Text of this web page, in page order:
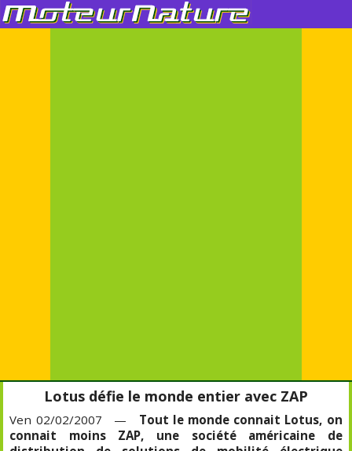
Lotus défie le monde entier avec ZAP
Ven 02/02/2007 — Tout le monde connait Lotus, on
connait moins ZAP, une société américaine de